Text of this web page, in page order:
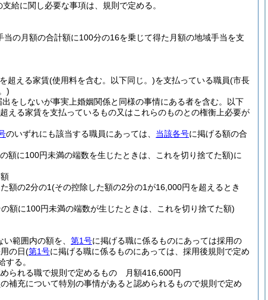
給に関し必要な事項は、規則で定める。
の月額の合計額に100分の16を乗じて得た月額の地域手当を支
超える家賃(使用料を含む。以下同じ。)を支払っている職員(市長
)
出をしないが事実上婚姻関係と同様の事情にある者を含む。以下
える家賃を支払っているもの又はこれらのものとの権衡上必要が
のいずれにも該当する職員にあっては、 当該各号に掲げる額の合
額に100円未満の端数を生じたときは、これを切り捨てた額)に
額の2分の1(その控除した額の2分の1が16,000円を超えるとき
額に100円未満の端数が生じたときは、これを切り捨てた額)
範囲内の額を、 第1号に掲げる職に係るものにあっては採用の
の日(第1号に掲げる職に係るものにあっては、採用後規則で定め
る。
られる職で規則で定めるもの 月額416,600円
補充について特別の事情があると認められるもので規則で定め